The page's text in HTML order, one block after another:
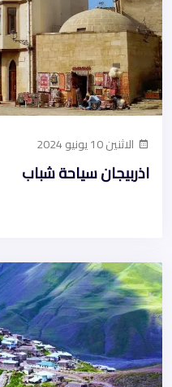
الاثنين 10 يونيو 2024
اذربيجان سياحة شباب